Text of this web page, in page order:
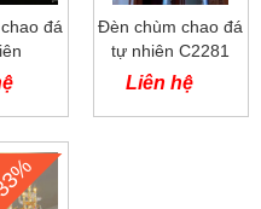
đá
Đèn chùm chao đá
tự nhiên C2281
Liên hệ